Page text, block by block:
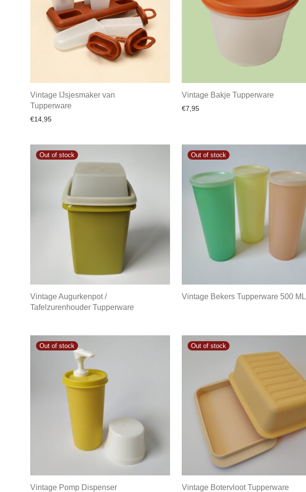
Vintage IJsjesmaker van
Tupperware
€14,95
Vintage Bakje Tupperware
€7,95
Vintage Augurkenpot /
Tafelzurenhouder Tupperware
Vintage Bekers Tupperware 500 ML
Vintage Pomp Dispenser Vintage Botervloot Tupperware